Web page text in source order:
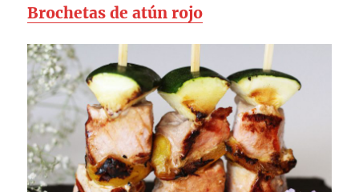
Brochetas de atún rojo